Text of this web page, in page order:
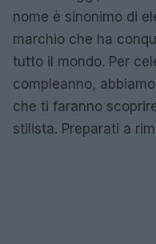
nome è sinonimo di
marchio che ha
tutto il mondo. Per
compleanno,
che ti faranno
stilista. Preparati a